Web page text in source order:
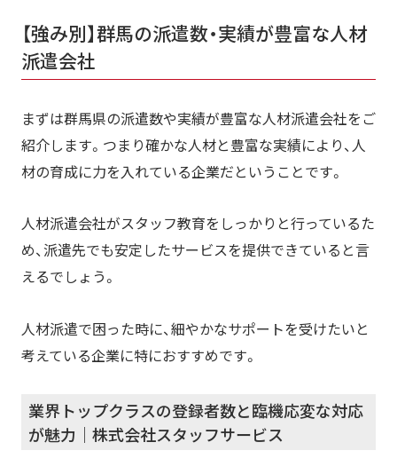
初心者でも簡単！人材派遣についてのノウハウ
～人材派遣とは～仕組みをご紹介
人材派遣の種類
人材派遣会社を活用する上でのデメリット
群馬県の人材派遣会社の特徴
群馬県で失敗しない人材派遣会社の選び方・ポイント
群馬県のおすすめ人材派遣会社一覧
人材派遣会社を活用する上でよくある質問
人材派遣会社の費用の相場はどれくらい？
派遣会社はどうやって比較検討すれば良いの？
発注するなら大手と特化型のどっちが良いの？
【強み別】群馬の派遣数・実績が豊富な人材
派遣会社
まずは群馬県の派遣数や実績が豊富な人材派遣会社をご
紹介します。つまり確かな人材と豊富な実績により、人
材の育成に力を入れている企業だということです。
人材派遣会社がスタッフ教育をしっかりと行っているた
め、派遣先でも安定したサービスを提供できていると言
えるでしょう。
人材派遣で困った時に、細やかなサポートを受けたいと
考えている企業に特におすすめです。
業界トップクラスの登録者数と臨機応変な対応
が魅力｜株式会社スタッフサービス